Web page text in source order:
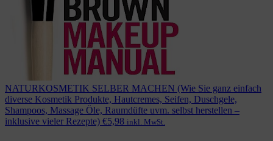
NATURKOSMETIK SELBER MACHEN (Wie Sie ganz einfach
diverse Kosmetik Produkte, Hautcremes, Seifen, Duschgele,
Shampoos, Massage Öle, Raumdüfte uvm. selbst herstellen –
inklusive vieler Rezepte) €5,98 inkl. MwSt.